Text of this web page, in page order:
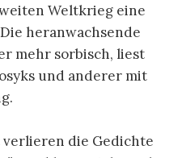
Weltkrieg eine
heranwachsende
mehr sorbisch, liest
und anderer mit
die Gedichte